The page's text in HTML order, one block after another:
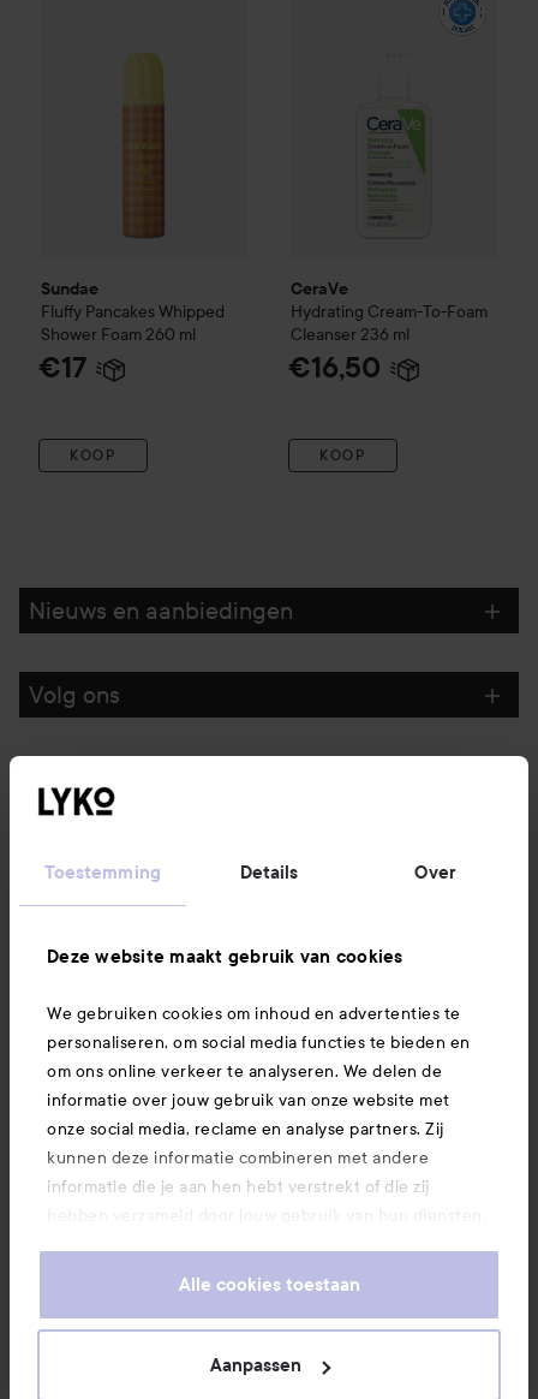
Toestemming Details Over
Deze website maakt gebruik van cookies
We gebruiken cookies om inhoud en advertenties te
personaliseren, om social media functies te bieden en
om ons online verkeer te analyseren. We delen de
informatie over jouw gebruik van onze website met
onze social media, reclame en analyse partners. Zij
kunnen deze informatie combineren met andere
informatie die je aan hen hebt verstrekt of die zij
hebben verzameld door jouw gebruik van hun diensten.
website te blijven gebruiken. Voor meer informatie over
je graag door naar ons cookiebeleid.
Alle cookies toestaan
Aanpassen
Sundae
Fluffy Pancakes Whipped
Shower Foam 260 ml
€17
KOOP
CeraVe
Hydrating Cream-To-Foam
Cleanser 236 ml
€16,50
KOOP
Nieuws en aanbiedingen
Volg ons
Informatie
Ook interessant
Download hier onze app